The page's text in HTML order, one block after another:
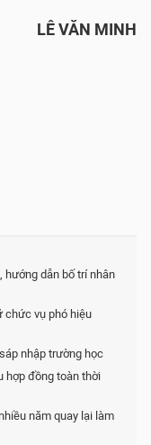
LÊ VĂN MINH
hướng dẫn bố trí nhân
chức vụ phó hiệu
nhập trường học
hợp đồng toàn thời
năm quay lại làm